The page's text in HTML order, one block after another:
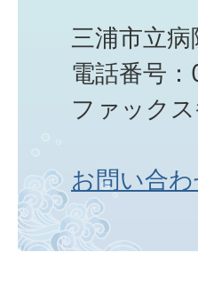
三浦市立
電話番号
ファック
お問い合